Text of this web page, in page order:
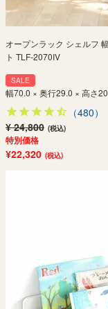
オープンラック シェルフ
ト TLF-2070IV
SALE
幅70.0 × 奥行29.0 × 高さ
（480）
¥ 24,800 (税込)
特別価格
¥22,320 (税込)